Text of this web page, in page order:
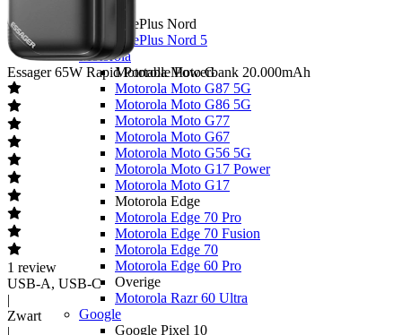
OnePlus Nord
OnePlus Nord 5
Motorola
Motorola Moto G
Motorola Moto G87 5G
Motorola Moto G86 5G
Motorola Moto G77
Motorola Moto G67
Motorola Moto G56 5G
Motorola Moto G17 Power
Motorola Moto G17
Motorola Edge
Motorola Edge 70 Pro
Motorola Edge 70 Fusion
Motorola Edge 70
Motorola Edge 60 Pro
Overige
Motorola Razr 60 Ultra
Google
Google Pixel 10
Essager 65W Rapid Portable Powerbank 20.000mAh
1 review
USB-A, USB-C
|
Zwart
|